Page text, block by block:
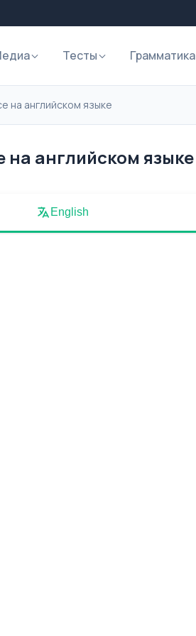
Тесты Грамматика
на английском языке
на английском языке
English